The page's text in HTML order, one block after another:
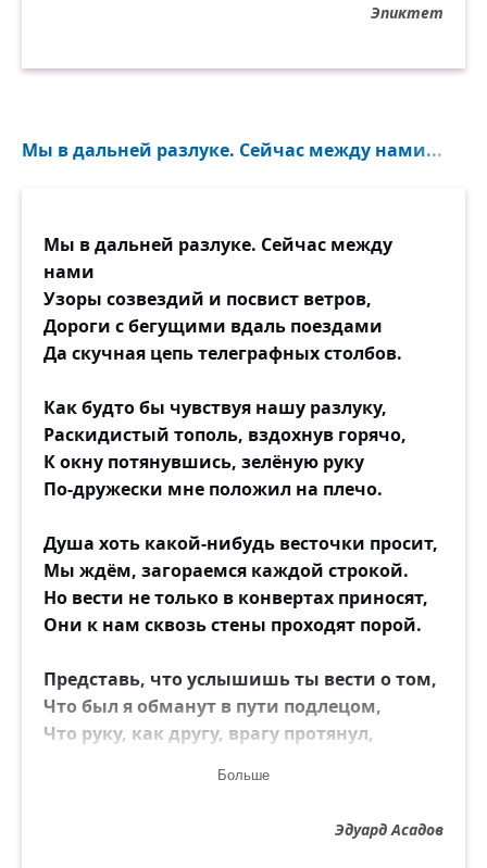
Эпиктет
Мы в дальней разлуке. Сейчас между нами...
Мы в дальней разлуке. Сейчас между
нами
Узоры созвездий и посвист ветров,
Дороги с бегущими вдаль поездами
Да скучная цепь телеграфных столбов.
Как будто бы чувствуя нашу разлуку,
Раскидистый тополь, вздохнув горячо,
К окну потянувшись, зелёную руку
По-дружески мне положил на плечо.
Душа хоть какой-нибудь весточки просит,
Мы ждём, загораемся каждой строкой.
Но вести не только в конвертах приносят,
Они к нам сквозь стены проходят порой.
Представь, что услышишь ты вести о том,
Что был я обманут в пути подлецом,
Что руку, как другу, врагу протянул,
Что делать? Превратна порою судьба!
Больше
Эдуард Асадов